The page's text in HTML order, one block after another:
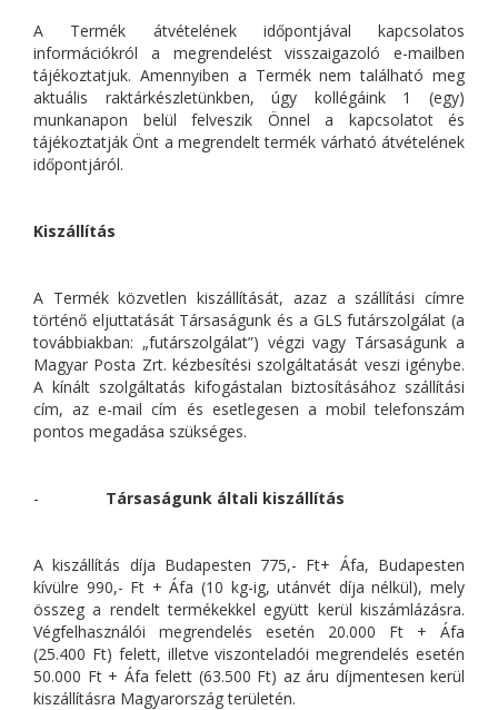
A Termék átvételének időpontjával kapcsolatos
információkról a megrendelést visszaigazoló e-mailben
tájékoztatjuk. Amennyiben a Termék nem található meg
aktuális raktárkészletünkben, úgy kollégáink 1 (egy)
munkanapon belül felveszik Önnel a kapcsolatot és
tájékoztatják Önt a megrendelt termék várható átvételének
időpontjáról.
Kiszállítás
A Termék közvetlen kiszállítását, azaz a szállítási címre
történő eljuttatását Társaságunk és a GLS futárszolgálat (a
továbbiakban: „futárszolgálat”) végzi vagy Társaságunk a
Magyar Posta Zrt. kézbesítési szolgáltatását veszi igénybe.
A kínált szolgáltatás kifogástalan biztosításához szállítási
cím, az e-mail cím és esetlegesen a mobil telefonszám
pontos megadása szükséges.
- Társaságunk általi kiszállítás
A kiszállítás díja Budapesten 775,- Ft+ Áfa, Budapesten
kívülre 990,- Ft + Áfa (10 kg-ig, utánvét díja nélkül), mely
összeg a rendelt termékekkel együtt kerül kiszámlázásra.
Végfelhasználói megrendelés esetén 20.000 Ft + Áfa
(25.400 Ft) felett, illetve viszonteladói megrendelés esetén
50.000 Ft + Áfa felett (63.500 Ft) az áru díjmentesen kerül
kiszállításra Magyarország területén.